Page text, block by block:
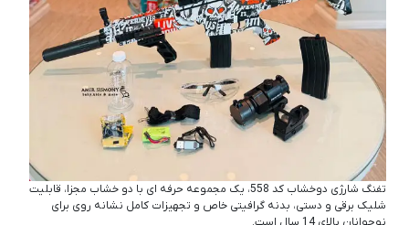
تفنگ شارژی دوخشاب کد 558، یک مجموعه حرفه‌ ای با دو خشاب مجزا، قابلیت
شلیک برقی و دستی، بدنه گرافیتی خاص و تجهیزات کامل نشانه‌ روی برای